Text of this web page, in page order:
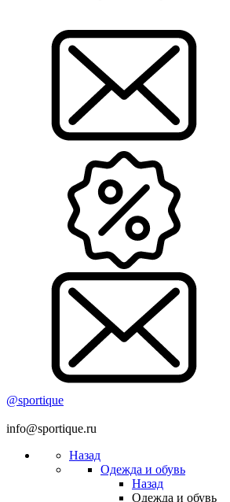
@sportique
info@sportique.ru
Назад
Одежда и обувь
Назад
Одежда и обувь